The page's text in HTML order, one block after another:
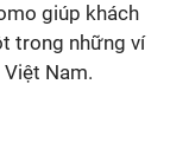
giúp khách
trong những ví
Nam.